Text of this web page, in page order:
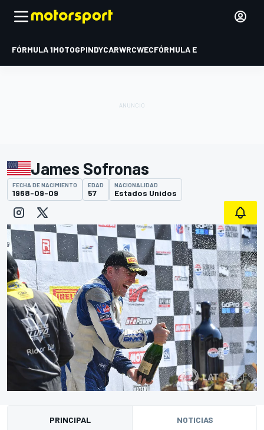
FÓRMULA 1MOTOGPINDYCARWRCWECFÓRMULA E
James Sofronas
FECHA DE NACIMIENTO
1968-09-09
EDAD
57
NACIONALIDAD
Estados Unidos
PRINCIPAL NOTICIAS